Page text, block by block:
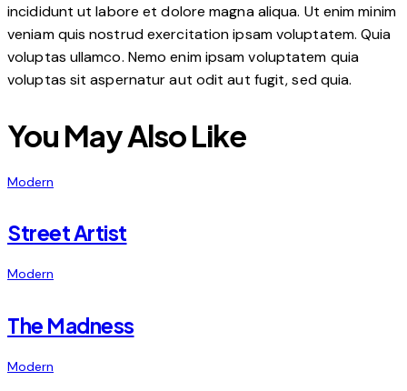
incididunt ut labore et dolore magna aliqua. Ut enim minim
veniam quis nostrud exercitation ipsam voluptatem. Quia
voluptas ullamco. Nemo enim ipsam voluptatem quia
voluptas sit aspernatur aut odit aut fugit, sed quia.
You May Also Like
Modern
Street Artist
Modern
The Madness
Modern